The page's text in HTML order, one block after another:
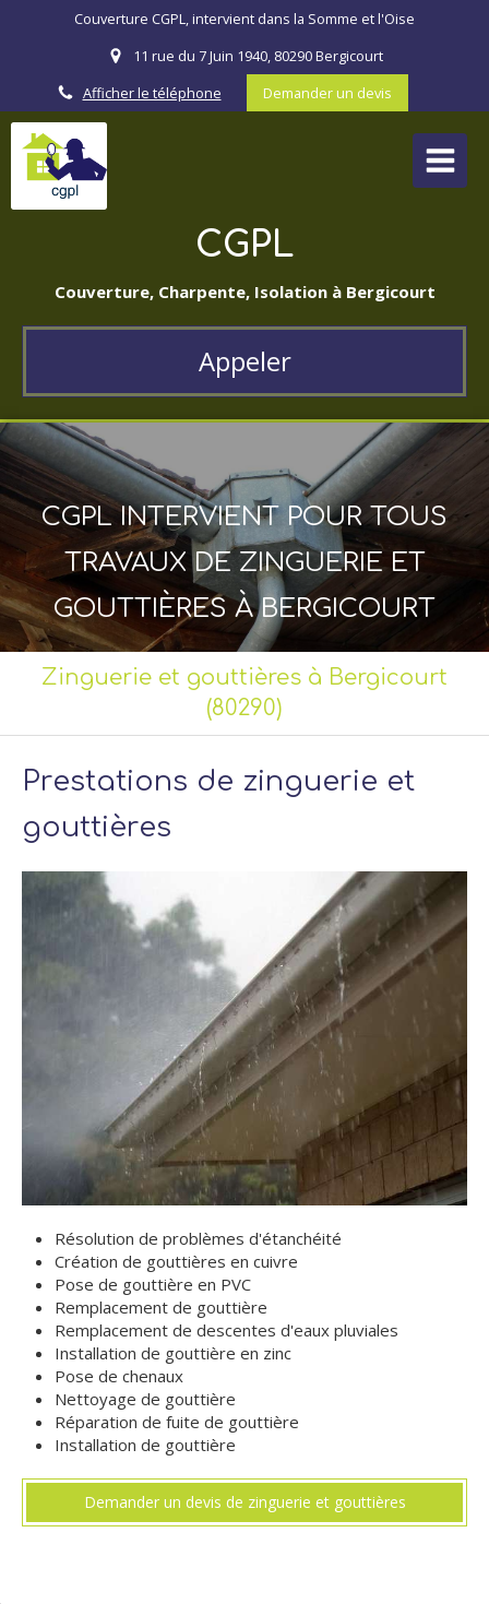
Couverture CGPL, intervient dans la Somme et l'Oise
11 rue du 7 Juin 1940, 80290 Bergicourt
Afficher le téléphone
Demander un devis
CGPL
Couverture, Charpente, Isolation à Bergicourt
Appeler
CGPL INTERVIENT POUR TOUS
TRAVAUX DE ZINGUERIE ET
GOUTTIÈRES À BERGICOURT
Zinguerie et gouttières à Bergicourt
(80290)
Prestations de zinguerie et
gouttières
Résolution de problèmes d'étanchéité
Création de gouttières en cuivre
Pose de gouttière en PVC
Remplacement de gouttière
Remplacement de descentes d'eaux pluviales
Installation de gouttière en zinc
Pose de chenaux
Nettoyage de gouttière
Réparation de fuite de gouttière
Installation de gouttière
Demander un devis de zinguerie et gouttières